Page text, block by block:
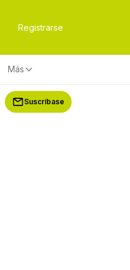
Registrarse
Más
Suscríbase